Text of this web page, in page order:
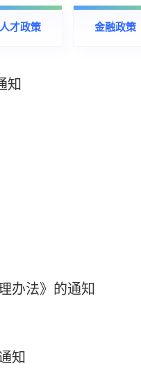
人才政策 金融政策
知
办法》的通知
知